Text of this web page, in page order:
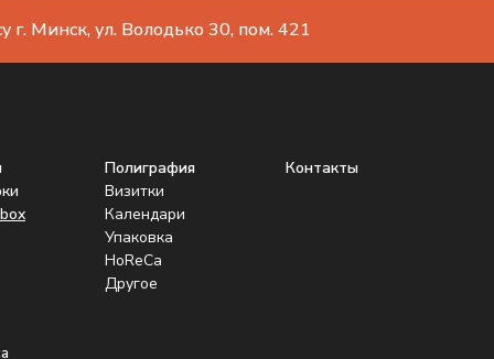
г. Минск, ул. Володько 30, пом. 421
Контакты
Полиграфия
Визитки
Календари
Упаковка
HoReCa
Другое